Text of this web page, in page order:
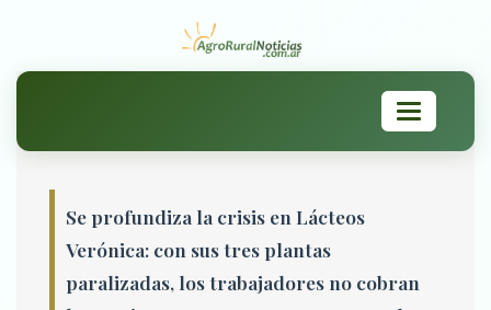
Toggle
navigation
Se profundiza la crisis en Lácteos
Verónica: con sus tres plantas
paralizadas, los trabajadores no cobran